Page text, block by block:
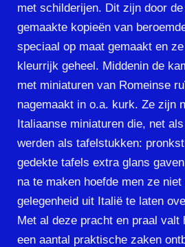
met schilderijen. Dit zijn door
gemaakte kopieën van
speciaal op maat gemaakt en
kleurrijk geheel. Middenin de
met miniaturen van Romeinse
nagemaakt in o.a. kurk. Ze zijn
Italiaanse miniaturen die, net
werden als tafelstukken:
gedekte tafels extra glans
na te maken hoefde men ze
gelegenheid uit Italië te laten
Met al deze pracht en praal valt
een aantal praktische zaken